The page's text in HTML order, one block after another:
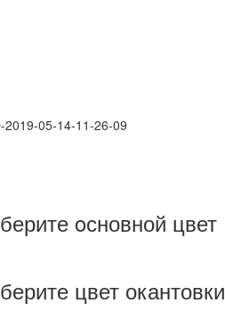
2019-05-14-11-26-09
oсновной цвет
цвет окантовки